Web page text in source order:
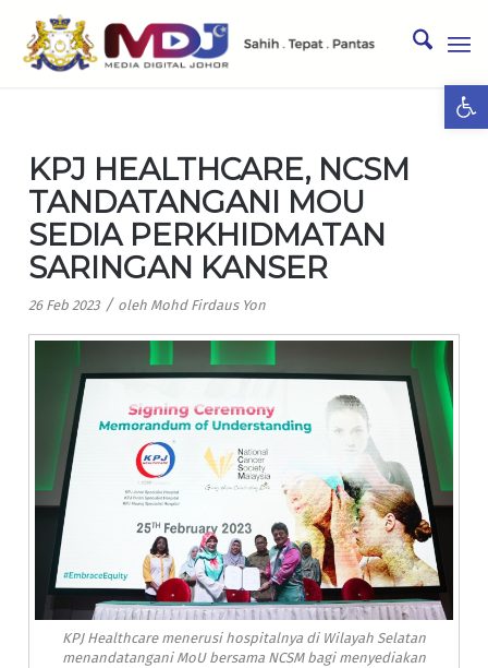
KPJ HEALTHCARE, NCSM
TANDATANGANI MOU
SEDIA PERKHIDMATAN
SARINGAN KANSER
26 Feb 2023 / oleh Mohd Firdaus Yon
KPJ Healthcare menerusi hospitalnya di Wilayah Selatan
menandatangani MoU bersama NCSM bagi menyediakan